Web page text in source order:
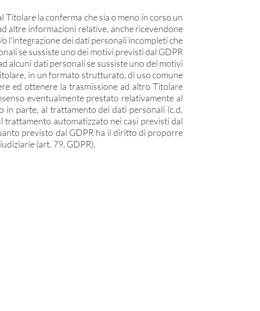
la conferma che sia o meno in corso un
altre informazioni relative, anche ricevendone
l’integrazione dei dati personali incompleti che
se sussiste uno dei motivi previsti dal GDPR
alcuni dati personali se sussiste uno dei motivi
in un formato strutturato, di uso comune
ed ottenere la trasmissione ad altro Titolare
eventualmente prestato relativamente al
parte, al trattamento dei dati personali (c.d.
trattamento automatizzato nei casi previsti dal
previsto dal GDPR ha il diritto di proporre
(art. 79, GDPR).